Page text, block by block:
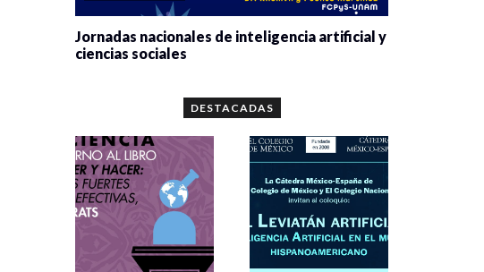
Jornadas nacionales de inteligencia artificial y
ciencias sociales
DESTACADAS